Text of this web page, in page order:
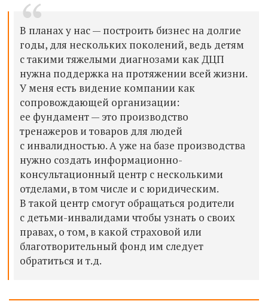
В планах у нас — построить бизнес на долгие
годы, для нескольких поколений, ведь детям
с такими тяжелыми диагнозами как ДЦП
нужна поддержка на протяжении всей жизни.
У меня есть видение компании как
сопровождающей организации:
ее фундамент — это производство
тренажеров и товаров для людей
с инвалидностью. А уже на базе производства
нужно создать информационно-
консультационный центр с несколькими
отделами, в том числе и с юридическим.
В такой центр смогут обращаться родители
с детьми-инвалидами чтобы узнать о своих
правах, о том, в какой страховой или
благотворительный фонд им следует
обратиться и т.д.